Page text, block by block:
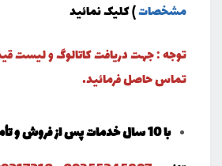
مشخصات) کلیک نمائید
توجه : جهت دریافت کاتالوگ و لیست
تماس حاصل فرمائید.
با 10 سال خدمات پس از فروش و تأمین قطعات